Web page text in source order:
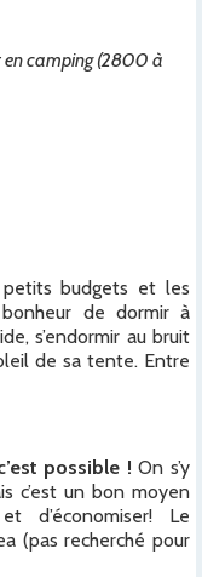
en camping (2800 à
budgets et les
de dormir à
s’endormir au bruit
de sa tente. Entre
possible ! On s’y
c’est un bon moyen
d’économiser! Le
(pas recherché pour